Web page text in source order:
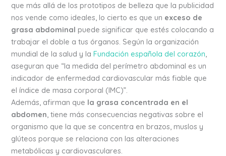
que más allá de los prototipos de belleza que la publicidad
nos vende como ideales, lo cierto es que un exceso de
grasa abdominal puede significar que estés colocando a
trabajar el doble a tus órganos. Según la organización
mundial de la salud y laFundación española del corazón,
aseguran que “la medida del perímetro abdominal es un
indicador de enfermedad cardiovascular más fiable que
el índice de masa corporal (IMC)”.
Además, afirman que la grasa concentrada en el
abdomen, tiene más consecuencias negativas sobre el
organismo que la que se concentra en brazos, muslos y
glúteos porque se relaciona con las alteraciones
metabólicas y cardiovasculares.